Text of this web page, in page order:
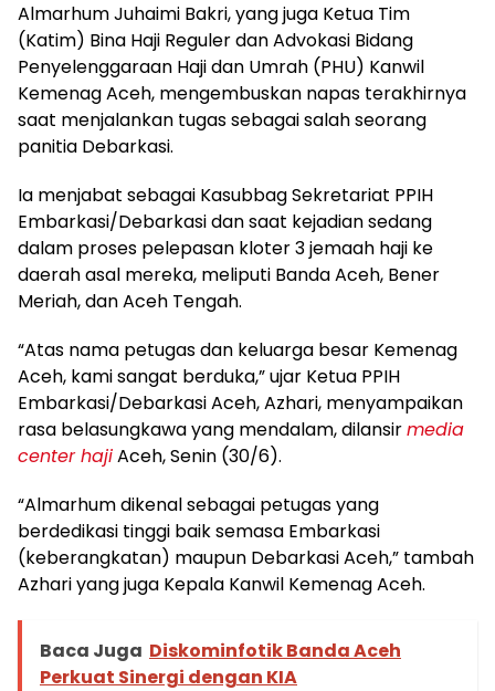
Almarhum Juhaimi Bakri, yang juga Ketua Tim
(Katim) Bina Haji Reguler dan Advokasi Bidang
Penyelenggaraan Haji dan Umrah (PHU) Kanwil
Kemenag Aceh, mengembuskan napas terakhirnya
saat menjalankan tugas sebagai salah seorang
panitia Debarkasi.
Ia menjabat sebagai Kasubbag Sekretariat PPIH
Embarkasi/Debarkasi dan saat kejadian sedang
dalam proses pelepasan kloter 3 jemaah haji ke
daerah asal mereka, meliputi Banda Aceh, Bener
Meriah, dan Aceh Tengah.
“Atas nama petugas dan keluarga besar Kemenag
Aceh, kami sangat berduka,” ujar Ketua PPIH
Embarkasi/Debarkasi Aceh, Azhari, menyampaikan
rasa belasungkawa yang mendalam, dilansirmedia
center hajiAceh, Senin (30/6).
“Almarhum dikenal sebagai petugas yang
berdedikasi tinggi baik semasa Embarkasi
(keberangkatan) maupun Debarkasi Aceh,” tambah
Azhari yang juga Kepala Kanwil Kemenag Aceh.
Baca Juga Diskominfotik Banda Aceh
Perkuat Sinergi dengan KIA